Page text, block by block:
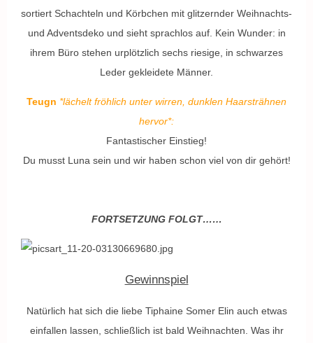
sortiert Schachteln und Körbchen mit glitzernder Weihnachts-
und Adventsdeko und sieht sprachlos auf. Kein Wunder: in
ihrem Büro stehen urplötzlich sechs riesige, in schwarzes
Leder gekleidete Männer.
Teugn *lächelt fröhlich unter wirren, dunklen Haarsträhnen
hervor*:
Fantastischer Einstieg!
Du musst Luna sein und wir haben schon viel von dir gehört!
FORTSETZUNG FOLGT……
Gewinnspiel
Natürlich hat sich die liebe Tiphaine Somer Elin auch etwas
einfallen lassen, schließlich ist bald Weihnachten. Was ihr